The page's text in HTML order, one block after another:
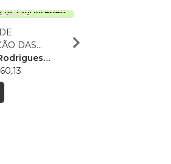
DAS
-
OPOSITIVO